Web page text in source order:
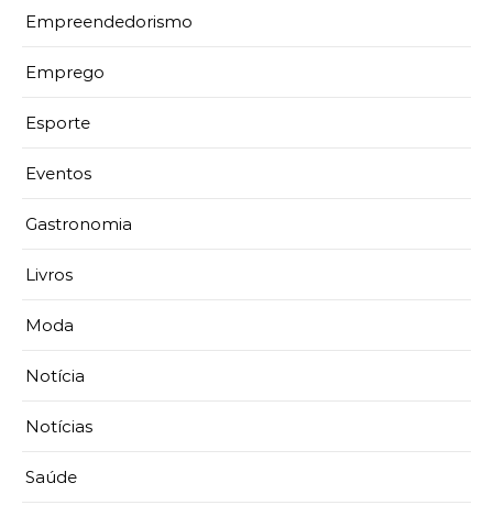
Empreendedorismo
Emprego
Esporte
Eventos
Gastronomia
Livros
Moda
Notícia
Notícias
Saúde